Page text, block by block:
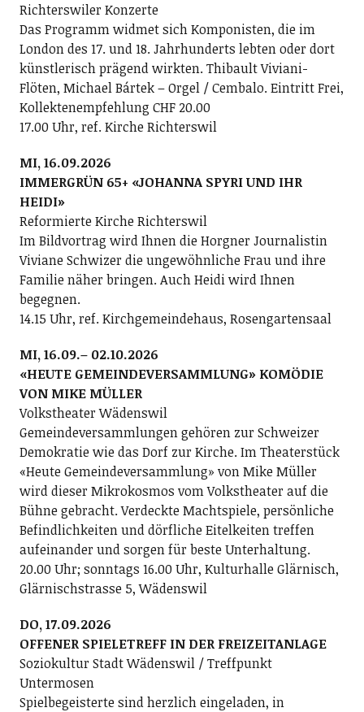
Richterswiler Konzerte
Das Programm widmet sich Komponisten, die im
London des 17. und 18. Jahrhunderts lebten oder dort
künstlerisch prägend wirkten. Thibault Viviani-
Flöten, Michael Bártek – Orgel / Cembalo. Eintritt Frei,
Kollektenempfehlung CHF 20.00
17.00 Uhr, ref. Kirche Richterswil
MI, 16.09.2026
IMMERGRÜN 65+ «JOHANNA SPYRI UND IHR
HEIDI»
Reformierte Kirche Richterswil
Im Bildvortrag wird Ihnen die Horgner Journalistin
Viviane Schwizer die ungewöhnliche Frau und ihre
Familie näher bringen. Auch Heidi wird Ihnen
begegnen.
14.15 Uhr, ref. Kirchgemeindehaus, Rosengartensaal
MI, 16.09.– 02.10.2026
«HEUTE GEMEINDEVERSAMMLUNG» KOMÖDIE
VON MIKE MÜLLER
Volkstheater Wädenswil
Gemeindeversammlungen gehören zur Schweizer
Demokratie wie das Dorf zur Kirche. Im Theaterstück
«Heute Gemeindeversammlung» von Mike Müller
wird dieser Mikrokosmos vom Volkstheater auf die
Bühne gebracht. Verdeckte Machtspiele, persönliche
Befindlichkeiten und dörfliche Eitelkeiten treffen
aufeinander und sorgen für beste Unterhaltung.
20.00 Uhr; sonntags 16.00 Uhr, Kulturhalle Glärnisch,
Glärnischstrasse 5, Wädenswil
DO, 17.09.2026
OFFENER SPIELETREFF IN DER FREIZEITANLAGE
Soziokultur Stadt Wädenswil / Treffpunkt
Untermosen
Spielbegeisterte sind herzlich eingeladen, in